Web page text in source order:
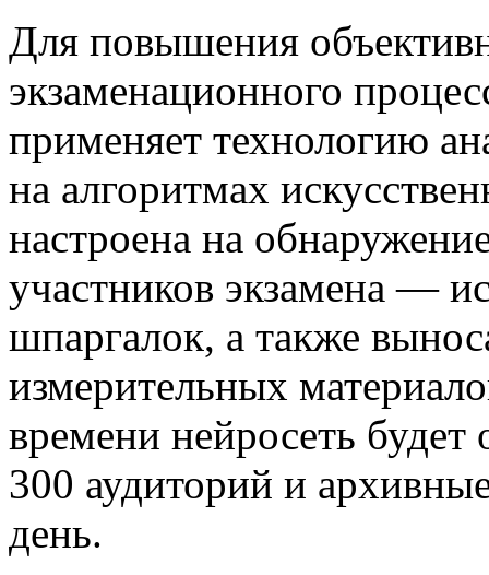
Для повышения
экзаменационного
применяет технологию
на алгоритмах
настроена на
участников экзамена —
шпаргалок, а также
измерительных
времени нейросеть будет
300 аудиторий и
день.